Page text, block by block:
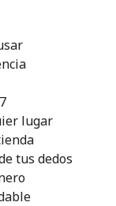
lugar
tus dedos